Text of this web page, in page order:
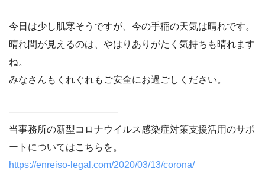
今日は少し肌寒そうですが、今の手稲の天気は晴れです。
晴れ間が見えるのは、やはりありがたく気持ちも晴れます
ね。
みなさんもくれぐれもご安全にお過ごしください。
———————————–
当事務所の新型コロナウイルス感染症対策支援活用のサポ
ートについてはこちらを。
https://enreiso-legal.com/2020/03/13/corona/